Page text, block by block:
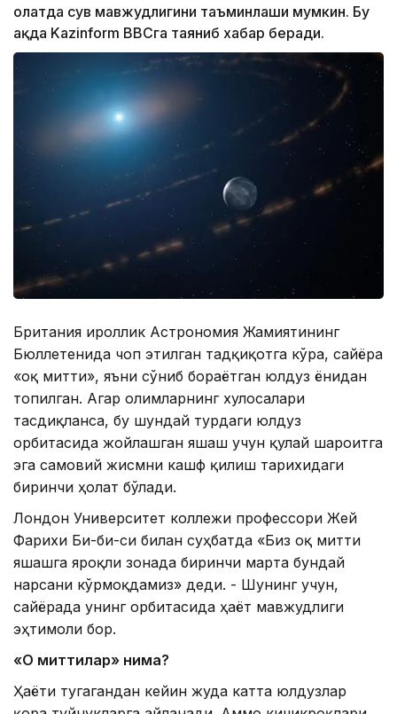
ҳолатда сув мавжудлигини таъминлаши мумкин. Бу
ҳақда Kazinform BBCга таяниб хабар беради.
Британия Қироллик Астрономия Жамиятининг
Бюллетенида чоп этилган тадқиқотга кўра, сайёра
«оқ митти», яъни сўниб бораётган юлдуз ёнидан
топилган. Агар олимларнинг хулосалари
тасдиқланса, бу шундай турдаги юлдуз
орбитасида жойлашган яшаш учун қулай шароитга
эга самовий жисмни кашф қилиш тарихидаги
биринчи ҳолат бўлади.
Лондон Университет коллежи профессори Жей
Фарихи Би-би-си билан суҳбатда «Биз оқ митти
яшашга яроқли зонада биринчи марта бундай
нарсани кўрмоқдамиз» деди. - Шунинг учун,
сайёрада унинг орбитасида ҳаёт мавжудлиги
эҳтимоли бор.
«Оқ миттилар» нима?
Ҳаёти тугагандан кейин жуда катта юлдузлар